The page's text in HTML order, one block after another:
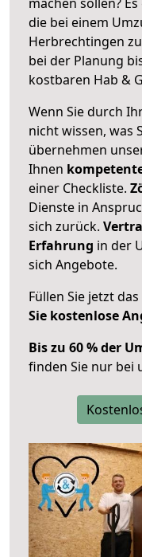
die bei einem
Herbrechtingen
bei der Planung
kostbaren Hab &
Wenn Sie durch
nicht wissen, was
übernehmen
Ihnen
einer Checkliste.
Dienste in
sich zurück.
Erfahrung in der
sich Angebote.
Füllen Sie jetzt
Sie kostenlose
Bis zu 60 % der
finden Sie nur bei